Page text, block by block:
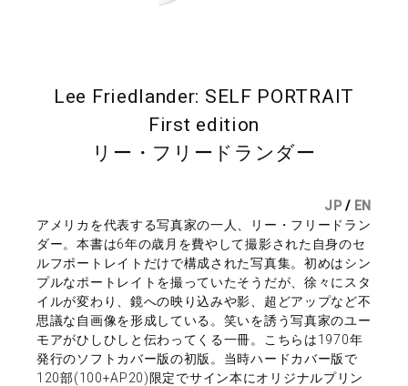
Lee Friedlander: SELF PORTRAIT
First edition
リー・フリードランダー
JP / EN
アメリカを代表する写真家の一人、リー・フリードラン
ダー。本書は6年の歳月を費やして撮影された自身のセ
ルフポートレイトだけで構成された写真集。初めはシン
プルなポートレイトを撮っていたそうだが、徐々にスタ
イルが変わり、鏡への映り込みや影、超どアップなど不
思議な自画像を形成している。笑いを誘う写真家のユー
モアがひしひしと伝わってくる一冊。こちらは1970年
発行のソフトカバー版の初版。当時ハードカバー版で
120部(100+AP20)限定でサイン本にオリジナルプリン